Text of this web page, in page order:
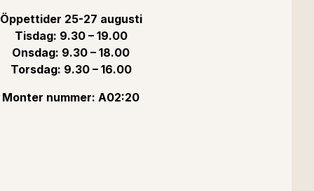
Öppettider 25-27 augusti
Tisdag: 9.30 – 19.00
Onsdag: 9.30 – 18.00
Torsdag: 9.30 – 16.00
Monter nummer: A02:20